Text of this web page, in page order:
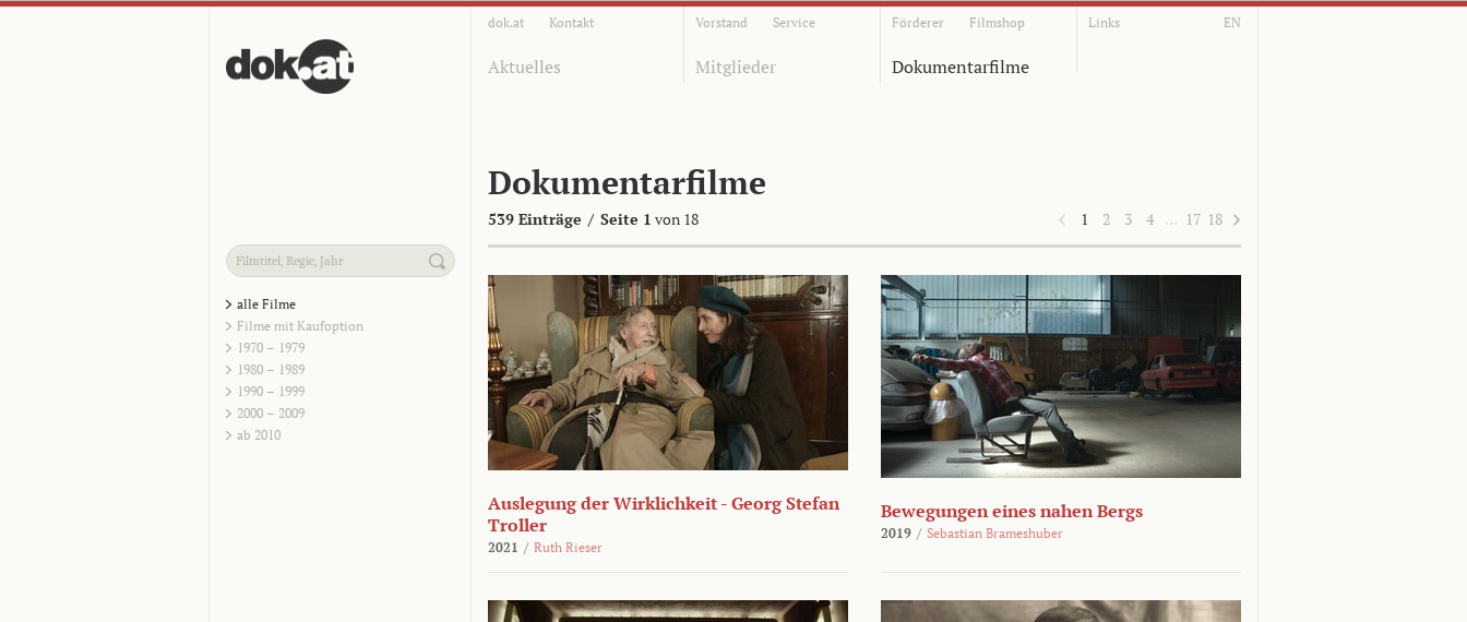
dok.at Kontakt Vorstand Service Förderer Filmshop Links EN
Aktuelles Mitglieder Dokumentarfilme
Dokumentarfilme
539 Einträge / Seite 1 von 18 1 2 3 4 … 17 18
alle Filme
Filme mit Kaufoption
1970 – 1979
1980 – 1989
1990 – 1999
2000 – 2009
ab 2010
Auslegung der Wirklichkeit - Georg Stefan
Troller
2021 / Ruth Rieser
Bewegungen eines nahen Bergs
2019 / Sebastian Brameshuber